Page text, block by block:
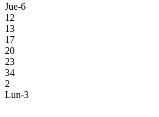
Jue-6
12
13
17
20
23
34
2
Lun-3